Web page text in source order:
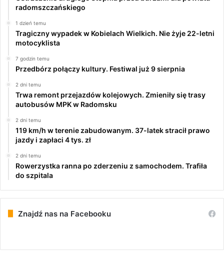
radomszczańskiego
1 dzień temu
Tragiczny wypadek w Kobielach Wielkich. Nie żyje 22-letni
motocyklista
7 godzin temu
Przedbórz połączy kultury. Festiwal już 9 sierpnia
2 dni temu
Trwa remont przejazdów kolejowych. Zmieniły się trasy
autobusów MPK w Radomsku
2 dni temu
119 km/h w terenie zabudowanym. 37-latek stracił prawo
jazdy i zapłaci 4 tys. zł
2 dni temu
Rowerzystka ranna po zderzeniu z samochodem. Trafiła
do szpitala
Znajdź nas na Facebooku